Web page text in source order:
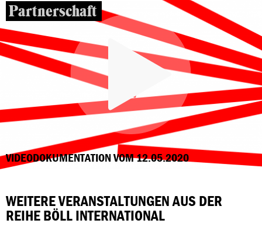
Partnerschaft
VIDEODOKUMENTATION VOM 12.05.2020
WEITERE VERANSTALTUNGEN AUS DER
REIHE BÖLL INTERNATIONAL